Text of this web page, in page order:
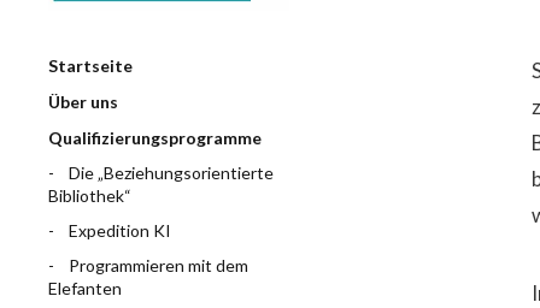
Startseite
Über uns
Qualifizierungsprogramme
Die „Beziehungsorientierte
Bibliothek“
Expedition KI
Programmieren mit dem
Elefanten